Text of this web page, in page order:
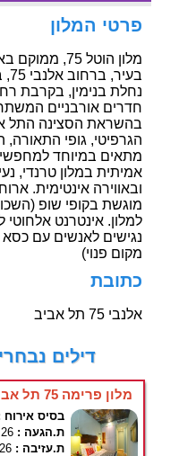
פרטי המלון
מלון הוטל
בהשראת הסצינה התל
מתאים במיוחד
אמיתית במלון טרנדי,
ובאווירה אינטימית.
מוגשת בקופי שופ
נגישים לאנשים עם
מקום פנוי)
כתובת
אלנבי 75 תל אביב
דילים
מלון פרימה 75 תל אביב, 2 לילות ,סופ"ש
בסיס אירוח
ת.הגעה : 13.8.26, יום חמישי
ת.עזיבה : 15.8.26, יום שבת